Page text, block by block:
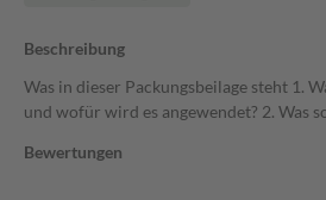
Beschreibung
Was in dieser Packungsbeilage steht 1.
und wofür wird es angewendet? 2. Was
Bewertungen